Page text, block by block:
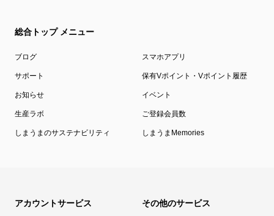
総合トップ メニュー
ブログ スマホアプリ
サポート 保有Vポイント・Vポイント履歴
お知らせ イベント
生産ラボ ご登録会員数
しまうまのサステナビリティ しまうまMemories
アカウントサービス その他のサービス